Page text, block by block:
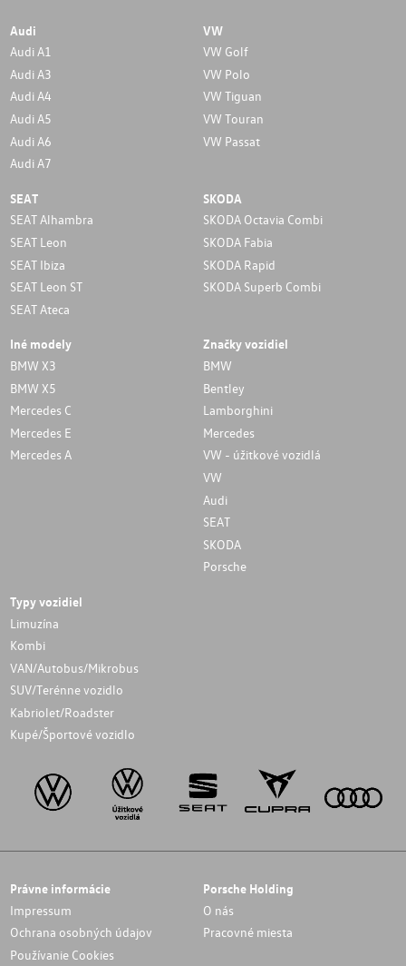
Audi
Audi A1
Audi A3
Audi A4
Audi A5
Audi A6
Audi A7
VW
VW Golf
VW Polo
VW Tiguan
VW Touran
VW Passat
SEAT
SEAT Alhambra
SEAT Leon
SEAT Ibiza
SEAT Leon ST
SEAT Ateca
SKODA
SKODA Octavia Combi
SKODA Fabia
SKODA Rapid
SKODA Superb Combi
Iné modely
BMW X3
BMW X5
Mercedes C
Mercedes E
Mercedes A
Značky vozidiel
BMW
Bentley
Lamborghini
Mercedes
VW - úžitkové vozidlá
VW
Audi
SEAT
SKODA
Porsche
Typy vozidiel
Limuzína
Kombi
VAN/Autobus/Mikrobus
SUV/Terénne vozidlo
Kabriolet/Roadster
Kupé/Športové vozidlo
Právne informácie
Impressum
Ochrana osobných údajov
Používanie Cookies
Porsche Holding
O nás
Pracovné miesta